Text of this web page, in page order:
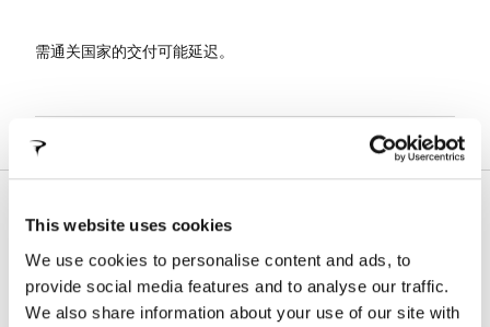
This website uses cookies
We use cookies to personalise content and ads, to
provide social media features and to analyse our traffic.
We also share information about your use of our site with
需通关国家的交付可能延迟。
款及车架注册流程